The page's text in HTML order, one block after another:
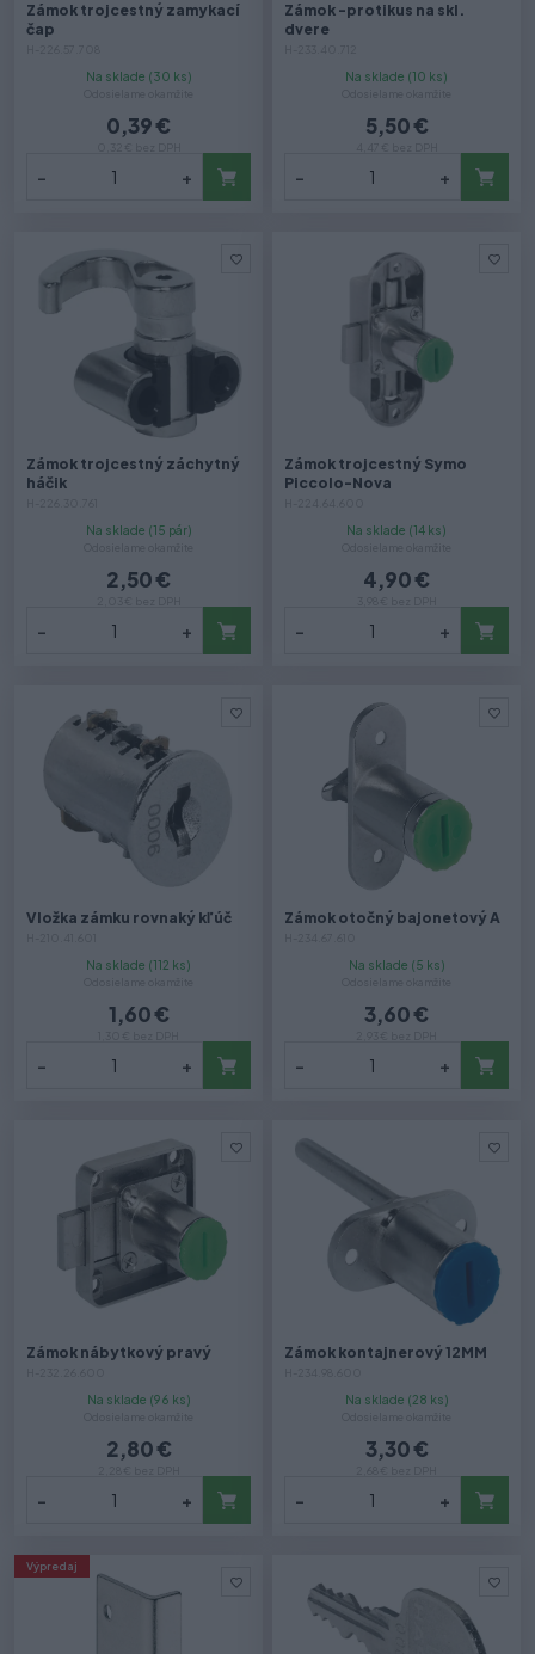
Zámok trojcestný zamykací
čap
Na sklade (30 ks)
0,39 €
- +
Zámok -protikus na skl.
dvere
Na sklade (10 ks)
5,50 €
- +
Zámok trojcestný záchytný
háčik
Na sklade (15 pár)
2,50 €
- +
Zámok trojcestný Symo
Piccolo-Nova
Na sklade (14 ks)
4,90 €
- +
Vložka zámku rovnaký kľúč
Na sklade (112 ks)
1,60 €
- +
Zámok otočný bajonetový A
Na sklade (5 ks)
3,60 €
- +
Zámok nábytkový pravý
Na sklade (96 ks)
2,80 €
- +
Zámok kontajnerový 12MM
Na sklade (28 ks)
3,30 €
- +
Výpredaj